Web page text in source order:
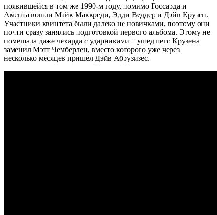
появившейся в том же 1990-м году, помимо Госсарда и
Амента вошли Майк Маккреди, Эдди Веддер и Дэйв Крузен.
Участники квинтета были далеко не новичками, поэтому они
почти сразу занялись подготовкой первого альбома. Этому не
помешала даже чехарда с ударниками – ушедшего Крузена
заменил Мэтт Чемберлен, вместо которого уже через
несколько месяцев пришел Дэйв Абрузизес.